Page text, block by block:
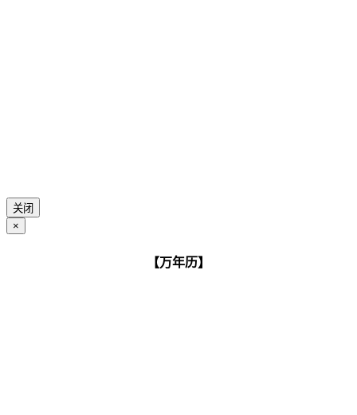
关闭
×
【万年历】